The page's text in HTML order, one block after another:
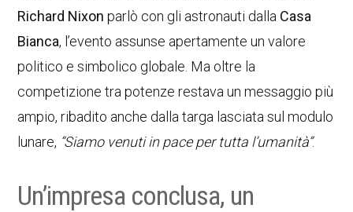
Richard Nixon parlò con gli astronauti dalla Casa
Bianca, l’evento assunse apertamente un valore
politico e simbolico globale. Ma oltre la
competizione tra potenze restava un messaggio più
ampio, ribadito anche dalla targa lasciata sul modulo
lunare, “Siamo venuti in pace per tutta l’umanità”.
Un’impresa conclusa, un